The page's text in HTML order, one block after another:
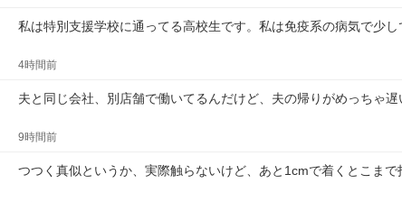
私は特別支援学校に通ってる高校生です。私は免疫系の病気で少
4時間前
夫と同じ会社、別店舗で働いてるんだけど、夫の帰りがめっちゃ
9時間前
つつく真似というか、実際触らないけど、あと1cmで着くとこまで